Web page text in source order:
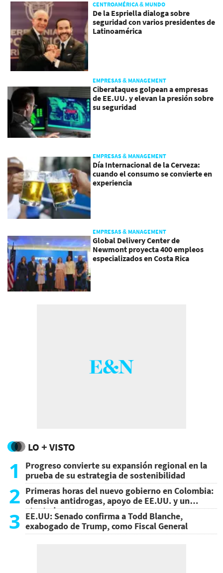
CENTROAMÉRICA & MUNDO
De la Espriella dialoga sobre
seguridad con varios presidentes de
Latinoamérica
EMPRESAS & MANAGEMENT
Ciberataques golpean a empresas
de EE.UU. y elevan la presión sobre
su seguridad
EMPRESAS & MANAGEMENT
Día Internacional de la Cerveza:
cuando el consumo se convierte en
experiencia
EMPRESAS & MANAGEMENT
Global Delivery Center de
Newmont proyecta 400 empleos
especializados en Costa Rica
LO + VISTO
1
Progreso convierte su expansión regional en la
prueba de su estrategia de sostenibilidad
2 Primeras horas del nuevo gobierno en Colombia:
ofensiva antidrogas, apoyo de EE.UU. y un
atentado
3 EE.UU: Senado confirma a Todd Blanche,
exabogado de Trump, como Fiscal General